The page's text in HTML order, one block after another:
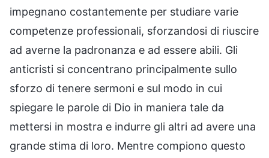
impegnano costantemente per studiare varie
competenze professionali, sforzandosi di riuscire
ad averne la padronanza e ad essere abili. Gli
anticristi si concentrano principalmente sullo
sforzo di tenere sermoni e sul modo in cui
spiegare le parole di Dio in maniera tale da
mettersi in mostra e indurre gli altri ad avere una
grande stima di loro. Mentre compiono questo